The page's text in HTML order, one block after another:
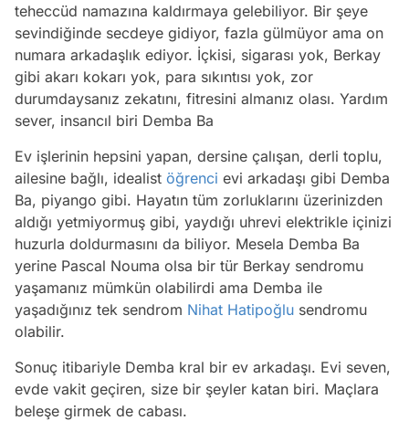
teheccüd namazına kaldırmaya gelebiliyor. Bir şeye
sevindiğinde secdeye gidiyor, fazla gülmüyor ama on
numara arkadaşlık ediyor. İçkisi, sigarası yok, Berkay
gibi akarı kokarı yok, para sıkıntısı yok, zor
durumdaysanız zekatını, fitresini almanız olası. Yardım
sever, insancıl biri Demba Ba
Ev işlerinin hepsini yapan, dersine çalışan, derli toplu,
ailesine bağlı, idealist öğrenci evi arkadaşı gibi Demba
Ba, piyango gibi. Hayatın tüm zorluklarını üzerinizden
aldığı yetmiyormuş gibi, yaydığı uhrevi elektrikle içinizi
huzurla doldurmasını da biliyor. Mesela Demba Ba
yerine Pascal Nouma olsa bir tür Berkay sendromu
yaşamanız mümkün olabilirdi ama Demba ile
yaşadığınız tek sendrom Nihat Hatipoğlu sendromu
olabilir.
Sonuç itibariyle Demba kral bir ev arkadaşı. Evi seven,
evde vakit geçiren, size bir şeyler katan biri. Maçlara
beleşe girmek de cabası.